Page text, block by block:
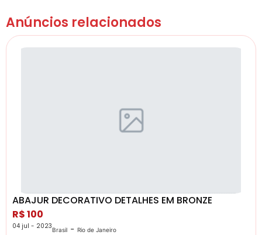
Anúncios relacionados
ABAJUR DECORATIVO DETALHES EM BRONZE
R$ 100
04 jul - 2023Brasil - Rio de Janeiro